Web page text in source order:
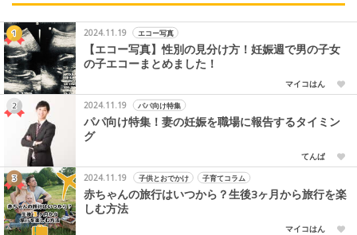
2024.11.19 エコー写真
【エコー写真】性別の見分け方！妊娠週で男の子女
の子エコーまとめました！
マイコはん
2024.11.19
パパ向け特集
パパ向け特集！妻の妊娠を職場に報告するタイミン
グ
てんぱ
2024.11.19
子供とおでかけ 子育てコラム
赤ちゃんの旅行はいつから？生後3ヶ月から旅行を楽
しむ方法
マイコはん